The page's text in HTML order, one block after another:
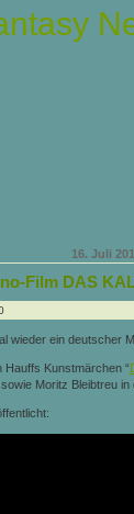
16. Juli
Film DAS
wieder ein deutscher
Hauffs Kunstmärchen “
Moritz Bleibtreu in